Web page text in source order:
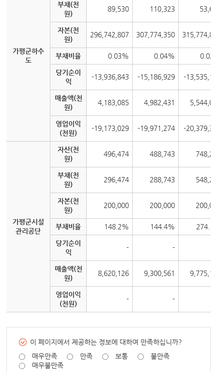
가평군하수
도
부채(천
원)
89,530 110,323
자본(천
원)
296,742,807 307,774,350
부채비율 0.03% 0.04%
당기순이
익
-13,936,843 -15,186,929 -
매출액(천
원)
4,183,085 4,982,431
영업이익
(천원)
-19,173,029 -19,971,274 -
가평군시설
관리공단
자산(천
원)
496,474 488,743
부채(천
원)
296,474 288,743
자본(천
원)
200,000 200,000
부채비율 148.2% 144.4%
당기순이
익
- -
매출액(천
원)
8,620,126 9,300,561
영업이익
(천원)
- -
이 페이지에서 제공하는 정보에 대하여 만족하십니까?
매우만족
만족 보통
불만족
매우불만족